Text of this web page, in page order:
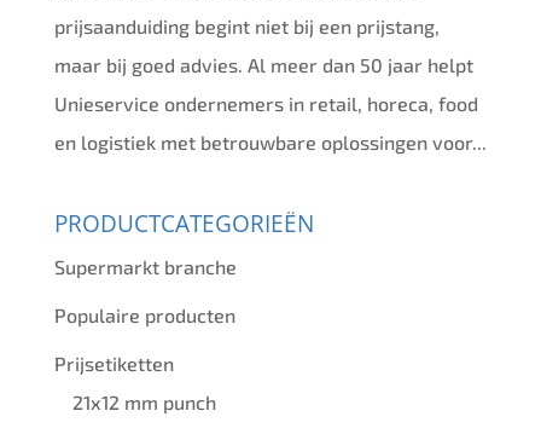
prijsaanduiding begint niet bij een prijstang,
maar bij goed advies. Al meer dan 50 jaar helpt
Unieservice ondernemers in retail, horeca, food
en logistiek met betrouwbare oplossingen voor...
PRODUCTCATEGORIEËN
Supermarkt branche
Populaire producten
Prijsetiketten
21x12 mm punch